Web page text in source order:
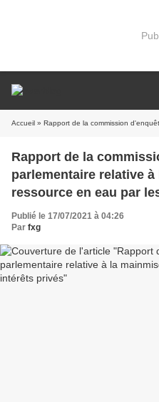
Accueil » Rapport de la commission d'enquête parlementaire
Rapport de la
parlementaire relative
ressource en eau par
Publié le 17/07/2021 à 04:26
Par fxg